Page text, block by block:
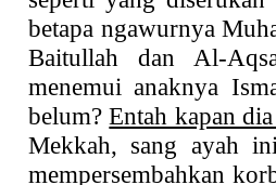
betapa ngawurnya
Baitullah dan Al-
menemui anaknya
belum?Entah kapan
Mekkah, sang ayah
mempersembahkan